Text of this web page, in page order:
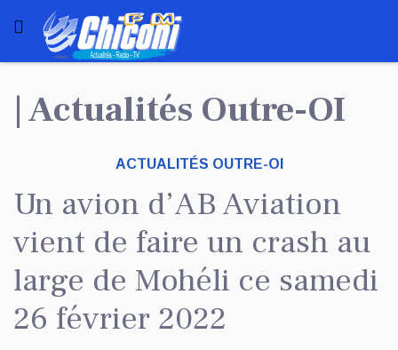
| Actualités Outre-OI
ACTUALITÉS OUTRE-OI
Un avion d’AB Aviation
vient de faire un crash au
large de Mohéli ce samedi
26 février 2022